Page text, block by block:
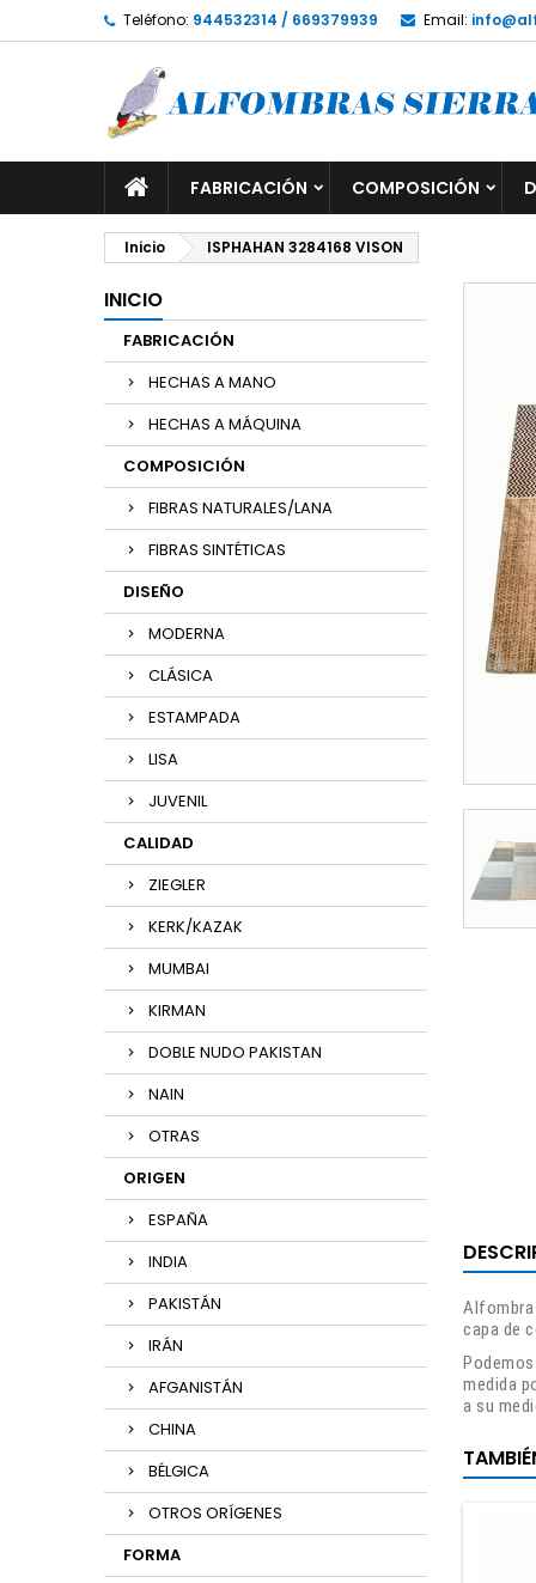
Teléfono: 944532314 / 669379939 Email:
FABRICACIÓN COMPOSICIÓN
Inicio ISPHAHAN 3284168 VISON
INICIO
FABRICACIÓN
HECHAS A MANO
HECHAS A MÁQUINA
COMPOSICIÓN
FIBRAS NATURALES/LANA
FIBRAS SINTÉTICAS
DISEÑO
MODERNA
CLÁSICA
ESTAMPADA
LISA
JUVENIL
CALIDAD
ZIEGLER
KERK/KAZAK
MUMBAI
KIRMAN
DOBLE NUDO PAKISTAN
NAIN
OTRAS
ORIGEN
ESPAÑA
INDIA
PAKISTÁN
IRÁN
AFGANISTÁN
CHINA
BÉLGICA
OTROS ORÍGENES
FORMA
Alfombra
capa de
medida
a su